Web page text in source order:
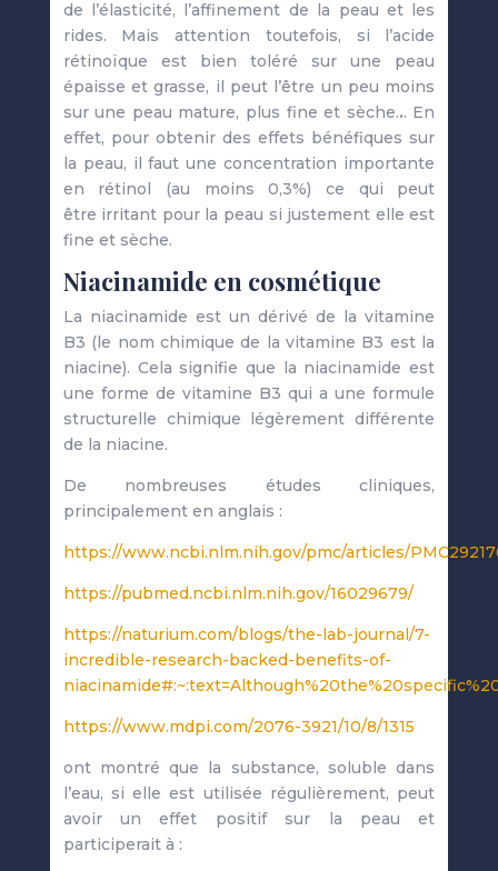
de l’élasticité, l’affinement de la peau et les
rides. Mais attention toutefois, si l’acide
rétinoïque est bien toléré sur une peau
épaisse et grasse, il peut l’être un peu moins
sur une peau mature, plus fine et sèche... En
effet, pour obtenir des effets bénéfiques sur
la peau, il faut une concentration importante
en rétinol (au moins 0,3%) ce qui peut
être irritant pour la peau si justement elle est
fine et sèche.
Niacinamide en cosmétique
La niacinamide est un dérivé de la vitamine
B3 (le nom chimique de la vitamine B3 est la
niacine). Cela signifie que la niacinamide est
une forme de vitamine B3 qui a une formule
structurelle chimique légèrement différente
de la niacine.
De nombreuses études cliniques,
principalement en anglais :
https://www.ncbi.nlm.nih.gov/pmc/articles/
https://pubmed.ncbi.nlm.nih.gov/16029679/
https://naturium.com/blogs/the-lab-journal/7-
incredible-research-backed-benefits-of-
https://www.mdpi.com/2076-3921/10/8/1315
ont montré que la substance, soluble dans
l’eau, si elle est utilisée régulièrement, peut
avoir un effet positif sur la peau et
participerait à :